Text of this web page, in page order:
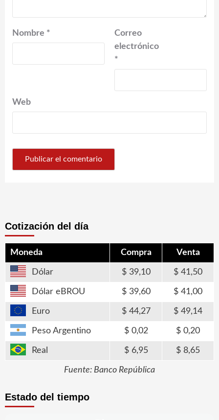
Nombre *
Correo
electrónico
*
Web
Cotización del día
Moneda Compra Venta
Dólar 39,10 41,50
Dólar eBROU 39,60 41,00
Euro 44,27 49,14
Peso Argentino 0,02 0,20
Real 6,95 8,65
Fuente: Banco República
Estado del tiempo